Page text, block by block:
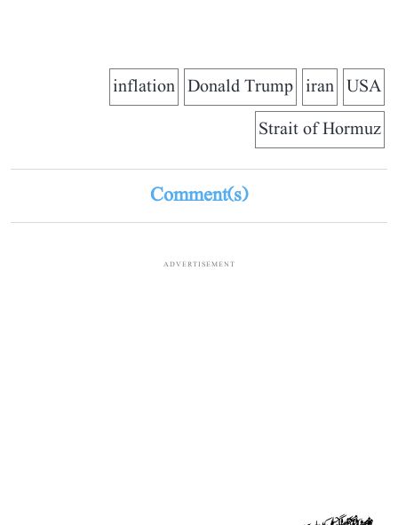
USA
iran
Donald Trump
inflation
Strait of Hormuz
Comment(s)
ADVERTISEMENT